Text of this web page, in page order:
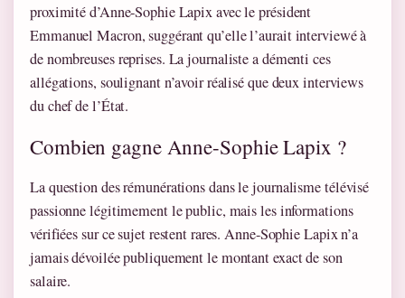
proximité d’Anne-Sophie Lapix avec le président
Emmanuel Macron, suggérant qu’elle l’aurait interviewé à
de nombreuses reprises. La journaliste a démenti ces
allégations, soulignant n’avoir réalisé que deux interviews
du chef de l’État.
Combien gagne Anne-Sophie Lapix ?
La question des rémunérations dans le journalisme télévisé
passionne légitimement le public, mais les informations
vérifiées sur ce sujet restent rares. Anne-Sophie Lapix n’a
jamais dévoilée publiquement le montant exact de son
salaire.